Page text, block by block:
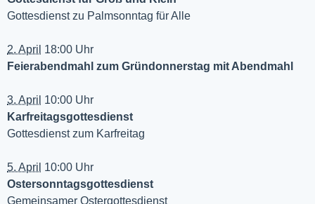
Gottesdienst zu Palmsonntag für Alle
2. April 18:00 Uhr
Feierabendmahl zum Gründonnerstag mit Abendmahl
3. April 10:00 Uhr
Karfreitagsgottesdienst
Gottesdienst zum Karfreitag
5. April 10:00 Uhr
Ostersonntagsgottesdienst
Gemeinsamer Ostergottesdienst